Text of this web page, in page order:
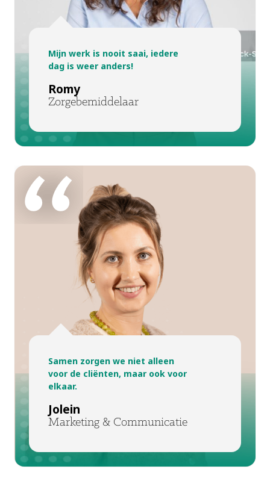
Mijn werk is nooit saai, iedere
dag is weer anders!
Romy
Zorgebemiddelaar
Samen zorgen we niet alleen
voor de cliënten, maar ook voor
elkaar.
Jolein
Marketing & Communicatie